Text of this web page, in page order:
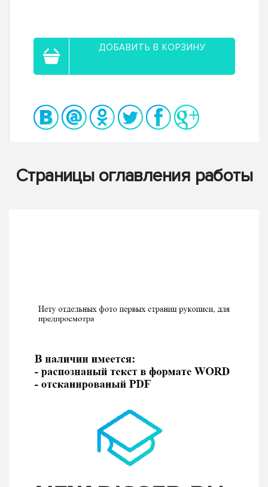
ДОБАВИТЬ В КОРЗИНУ
Страницы оглавления работы